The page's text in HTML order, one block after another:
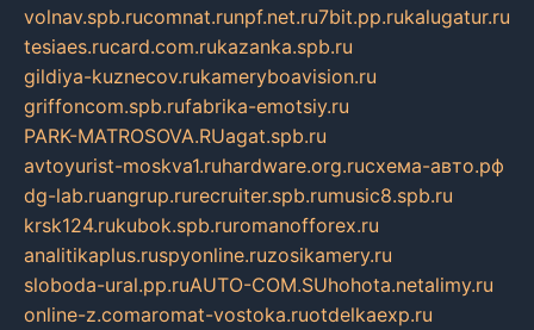
volnav.spb.rucomnat.runpf.net.ru7bit.pp.rukalugatur.ru
tesiaes.rucard.com.rukazanka.spb.ru
gildiya-kuznecov.rukameryboavision.ru
griffoncom.spb.rufabrika-emotsiy.ru
PARK-MATROSOVA.RUagat.spb.ru
avtoyurist-moskva1.ruhardware.org.ruсхема-авто.рф
dg-lab.ruangrup.rurecruiter.spb.rumusic8.spb.ru
krsk124.rukubok.spb.ruromanofforex.ru
analitikaplus.ruspyonline.ruzosikamery.ru
sloboda-ural.pp.ruAUTO-COM.SUhohota.netalimy.ru
online-z.comaromat-vostoka.ruotdelkaexp.ru